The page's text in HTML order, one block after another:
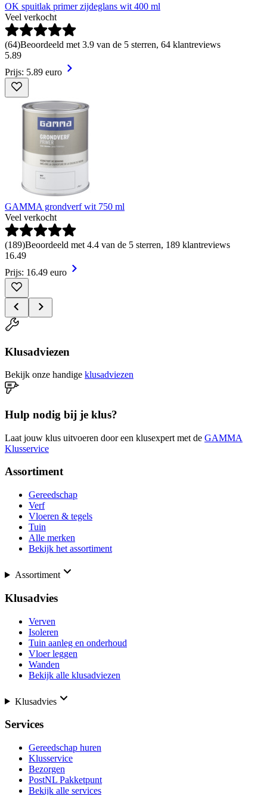
OK spuitlak primer zijdeglans wit 400 ml
Veel verkocht
(64)Beoordeeld met 3.9 van de 5 sterren, 64 klantreviews
5.89
Prijs: 5.89 euro
GAMMA grondverf wit 750 ml
Veel verkocht
(189)Beoordeeld met 4.4 van de 5 sterren, 189 klantreviews
16.49
Prijs: 16.49 euro
Klusadviezen
Bekijk onze handige klusadviezen
Hulp nodig bij je klus?
Laat jouw klus uitvoeren door een klusexpert met de GAMMA
Klusservice
Assortiment
Gereedschap
Verf
Vloeren & tegels
Tuin
Alle merken
Bekijk het assortiment
Assortiment
Klusadvies
Verven
Isoleren
Tuin aanleg en onderhoud
Vloer leggen
Wanden
Bekijk alle klusadviezen
Klusadvies
Services
Gereedschap huren
Klusservice
Bezorgen
PostNL Pakketpunt
Bekijk alle services